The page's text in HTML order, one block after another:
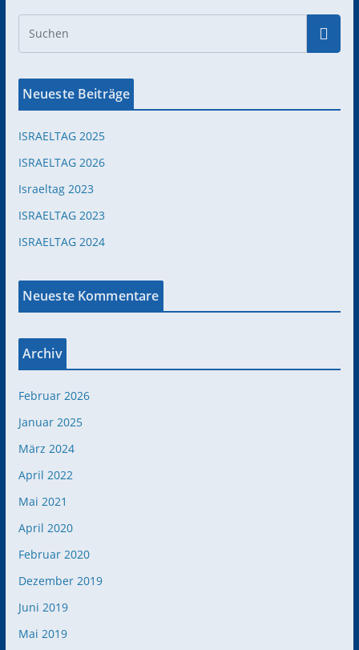
Neueste Beiträge
ISRAELTAG 2025
ISRAELTAG 2026
Israeltag 2023
ISRAELTAG 2023
ISRAELTAG 2024
Neueste Kommentare
Archiv
Februar 2026
Januar 2025
März 2024
April 2022
Mai 2021
April 2020
Februar 2020
Dezember 2019
Juni 2019
Mai 2019